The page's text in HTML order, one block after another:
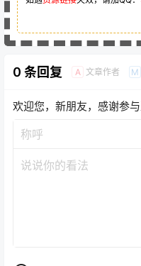
0 条回复 A 文章作者 M
欢迎您，新朋友，感谢参与